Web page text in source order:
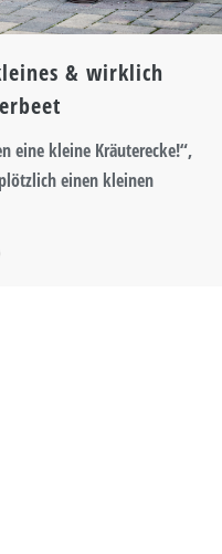
& wirklich
eine kleine Kräuterecke!“,
einen kleinen